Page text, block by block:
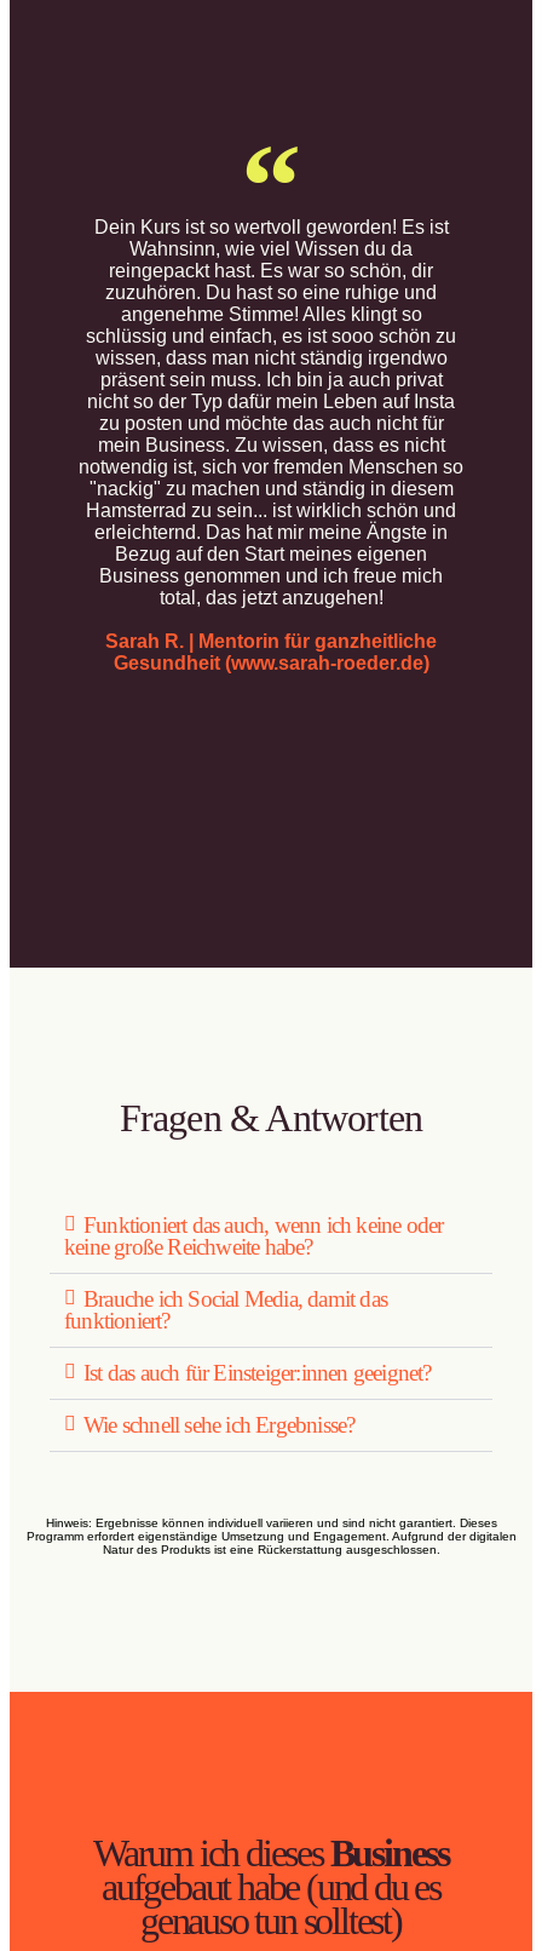
Dein Kurs ist so wertvoll geworden! Es ist
Wahnsinn, wie viel Wissen du da
reingepackt hast. Es war so schön, dir
zuzuhören. Du hast so eine ruhige und
angenehme Stimme! Alles klingt so
schlüssig und einfach, es ist sooo schön zu
wissen, dass man nicht ständig irgendwo
präsent sein muss. Ich bin ja auch privat
nicht so der Typ dafür mein Leben auf Insta
zu posten und möchte das auch nicht für
mein Business. Zu wissen, dass es nicht
notwendig ist, sich vor fremden Menschen so
"nackig" zu machen und ständig in diesem
Hamsterrad zu sein... ist wirklich schön und
erleichternd. Das hat mir meine Ängste in
Bezug auf den Start meines eigenen
Business genommen und ich freue mich
total, das jetzt anzugehen!
Sarah R. | Mentorin für ganzheitliche
Gesundheit (www.sarah-roeder.de)
Fragen & Antworten
Funktioniert das auch, wenn ich keine oder
keine große Reichweite habe?
Brauche ich Social Media, damit das
funktioniert?
Ist das auch für Einsteiger:innen geeignet?
Wie schnell sehe ich Ergebnisse?
Hinweis: Ergebnisse können individuell variieren und sind nicht garantiert. Dieses
Programm erfordert eigenständige Umsetzung und Engagement. Aufgrund der digitalen
Natur des Produkts ist eine Rückerstattung ausgeschlossen.
Warum ich diesesBusiness
aufgebaut habe (und du es
genauso tun solltest)